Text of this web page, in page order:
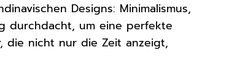
Designs: Minimalismus,
durchdacht, um eine perfekte
die nicht nur die Zeit anzeigt,